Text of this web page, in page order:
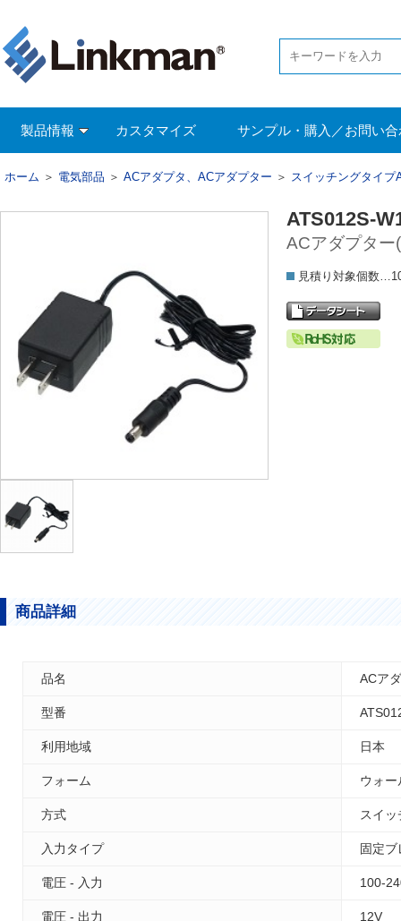
製品情報 カスタマイズ サンプル・購入／お問い
ホーム ＞ 電気部品 ＞ ACアダプタ、ACアダプター ＞ スイッチングタイプ
ATS012S-
ACアダプタ
見積り対象個数
商品詳細
品名 ACア
型番
利用地域 日本
フォーム ウォー
方式 スイ
入力タイプ 固定
電圧 - 入力 100-
電圧 - 出力 12V